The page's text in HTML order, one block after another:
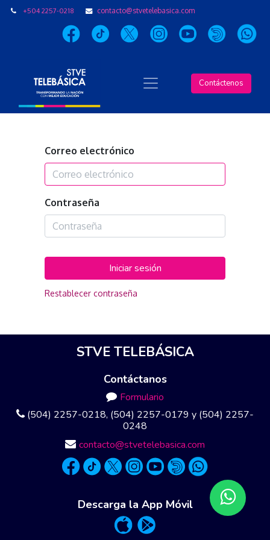
+504 2257-0218 contacto@stvetelebasica.com
Contáctenos
Correo electrónico
Contraseña
Iniciar sesión
Restablecer contraseña
STVE TELEBÁSICA
Contáctanos
Formulario
(504) 2257-0218, (504) 2257-0179 y (504) 2257-
0248
contacto@stvetelebasica.com
Descarga la App Móvil